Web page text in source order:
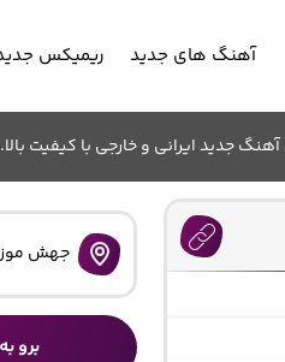
آهنگ های جدید ریمیکس
جدید ایرانی و خارجی با کیفیت
جهش
برو